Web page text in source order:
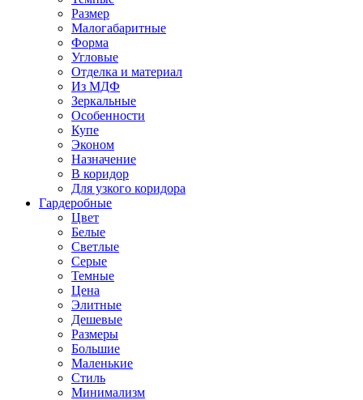
Размер
Малогабаритные
Форма
Угловые
Отделка и материал
Из МДФ
Зеркальные
Особенности
Купе
Эконом
Назначение
В коридор
Для узкого коридора
Гардеробные
Цвет
Белые
Светлые
Серые
Темные
Цена
Элитные
Дешевые
Размеры
Большие
Маленькие
Стиль
Минимализм